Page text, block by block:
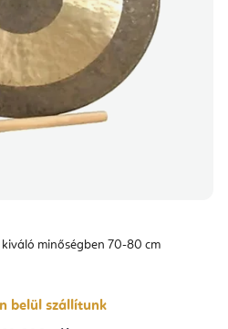
minőségben 70-80 cm
belül szállítunk